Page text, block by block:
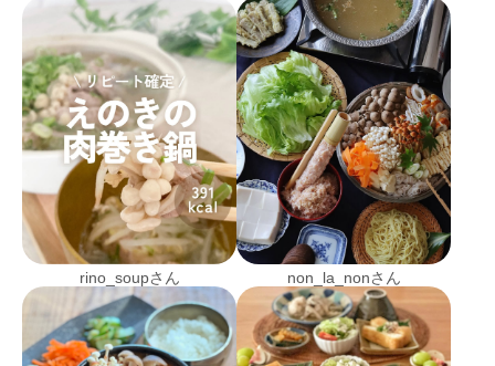
rino_soupさん non_la_nonさん